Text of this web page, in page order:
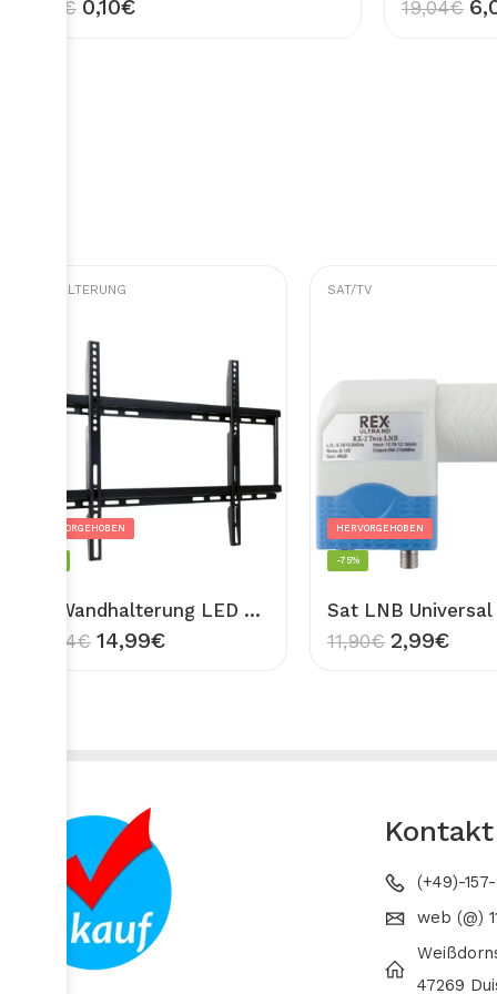
€ 0,10€ 19,04€
TV HALTERUNG
TV Wandhalterung LED TV Wandhalter Fest Universal Vesa max 600×400 bis 75 Zoll LCD Fernseher Wand Halterung Stabil 26 – 55 – 75 Zoll
HERVORGEHOBEN
19,04€ 14,99€
SAT/TV
HERVORGEHOBEN
-75%
11,90€ 2,99€
Kontakt
(+49)-
web (@)
47269